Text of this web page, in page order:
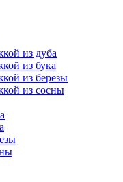
из дуба
из бука
из березы
из сосны